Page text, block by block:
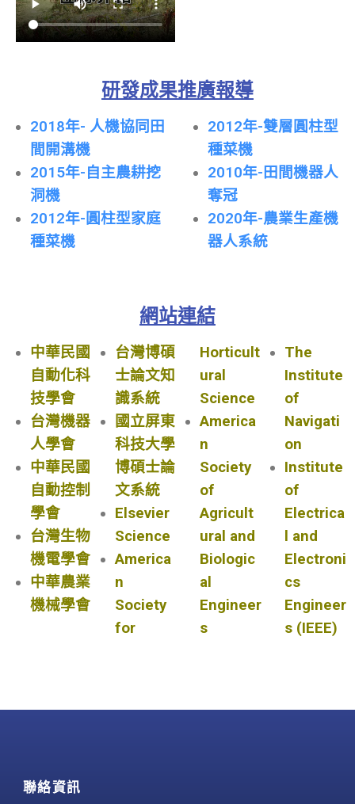
研發成果推廣報導
2018年- 人機協同田
間開溝機
2015年-自主農耕挖
洞機
2012年-圓柱型家庭
種菜機
2012年-雙層圓柱型
種菜機
2010年-田間機器人
奪冠
2020年-農業生產機
器人系統
網站連結
中華民國
自動化科
技學會
台灣機器
人學會
中華民國
自動控制
學會
台灣生物
機電學會
中華農業
機械學會
台灣博碩
士論文知
識系統
國立屏東
科技大學
博碩士論
文系統
Elsevier
Science
America
n
Society
for
Horticult
ural
Science
America
n
Society
of
Agricult
ural and
Biologic
al
Engineer
s
The
Institute
of
Navigati
on
Institute
of
Electrica
l and
Electroni
cs
Engineer
s (IEEE)
聯絡資訊